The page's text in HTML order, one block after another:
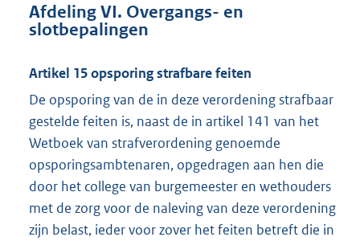
Afdeling VI. Overgangs- en
slotbepalingen
Artikel 15 opsporing strafbare feiten
De opsporing van de in deze verordening strafbaar
gestelde feiten is, naast de in artikel 141 van het
Wetboek van strafverordening genoemde
opsporingsambtenaren, opgedragen aan hen die
door het college van burgemeester en wethouders
met de zorg voor de naleving van deze verordening
zijn belast, ieder voor zover het feiten betreft die in